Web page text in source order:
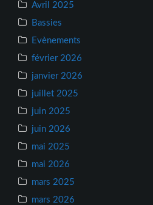
Avril 2025
Bassies
Evènements
février 2026
janvier 2026
juillet 2025
juin 2025
juin 2026
mai 2025
mai 2026
mars 2025
mars 2026